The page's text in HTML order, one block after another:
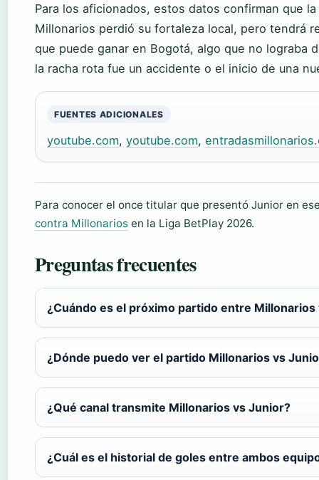
Para los aficionados, estos datos confirman que
Millonarios perdió su fortaleza local, pero tendrá
que puede ganar en Bogotá, algo que no lograba
la racha rota fue un accidente o el inicio de una
FUENTES ADICIONALES
youtube.com, youtube.com,
Para conocer el once titular que presentó Junior en
contra Millonarios en la Liga BetPlay 2026.
Preguntas frecuentes
¿Cuándo es el próximo partido entre Millonarios
¿Dónde puedo ver el partido Millonarios vs
¿Qué canal transmite Millonarios vs Junior?
¿Cuál es el historial de goles entre ambos